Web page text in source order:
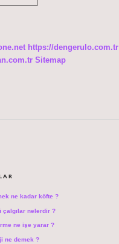
https://dengerulo.com.tr
Sitemap
ne kadar köfte ?
çalgılar nelerdir ?
ne işe yarar ?
ne demek ?